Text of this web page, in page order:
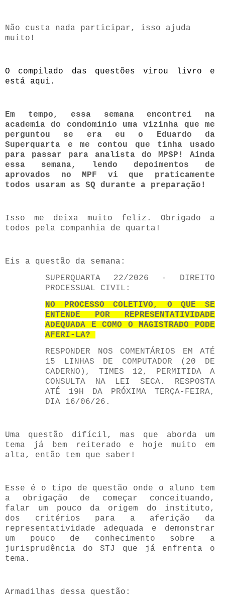
Não custa nada participar, isso ajuda
muito!
O compilado das questões virou livro e
está aqui.
Em tempo, essa semana encontrei na
academia do condomínio uma vizinha que me
perguntou se era eu o Eduardo da
Superquarta e me contou que tinha usado
para passar para analista do MPSP! Ainda
essa semana, lendo depoimentos de
aprovados no MPF vi que praticamente
todos usaram as SQ durante a preparação!
Isso me deixa muito feliz. Obrigado a
todos pela companhia de quarta!
Eis a questão da semana:
SUPERQUARTA 22/2026 - DIREITO
PROCESSUAL CIVIL:
NO PROCESSO COLETIVO, O QUE SE
ENTENDE POR REPRESENTATIVIDADE
ADEQUADA E COMO O MAGISTRADO PODE
AFERI-LA?
RESPONDER NOS COMENTÁRIOS EM ATÉ
15 LINHAS DE COMPUTADOR (20 DE
CADERNO), TIMES 12, PERMITIDA A
CONSULTA NA LEI SECA. RESPOSTA
ATÉ 19H DA PRÓXIMA TERÇA-FEIRA,
DIA 16/06/26.
Uma questão difícil, mas que aborda um
tema já bem reiterado e hoje muito em
alta, então tem que saber!
Esse é o tipo de questão onde o aluno tem
a obrigação de começar conceituando,
falar um pouco da origem do instituto,
dos critérios para a aferição da
representatividade adequada e demonstrar
um pouco de conhecimento sobre a
jurisprudência do STJ que já enfrenta o
tema.
Armadilhas dessa questão: